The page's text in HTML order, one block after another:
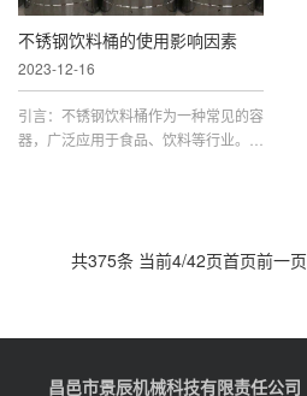
选择一种能够抵御这些侵蚀的材料...
不锈钢饮料桶的使用影响因素
2023-12-16
引言：不锈钢饮料桶作为一种常见的容
器，广泛应用于食品、饮料等行业。其
使用影响因素，以期为用户提供更*的
共375条 当前4/42页首页前一页
昌邑市景辰机械科技有限责任公司